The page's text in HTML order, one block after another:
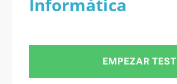
Informática
EMPEZAR TEST